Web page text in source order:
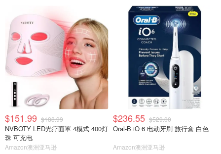
$151.99 $188.99
NVBOTY LED光疗面罩 4模式 400灯
珠 可充电
Amazon澳洲亚马逊
$236.55 $529.00
Oral-B iO 6 电动牙刷 旅行盒 白色
Amazon澳洲亚马逊